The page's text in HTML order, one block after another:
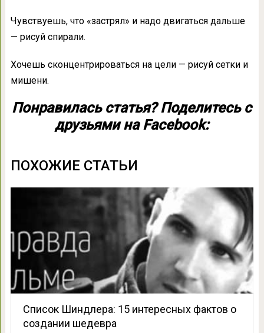
Чувствуешь, что «застрял» и надо двигаться дальше
— рисуй спирали.
Хочешь сконцентрироваться на цели — рисуй сетки и
мишени.
Понравилась статья? Поделитесь с
друзьями на Facebook:
ПОХОЖИЕ СТАТЬИ
Список Шиндлера: 15 интересных фактов о
создании шедевра